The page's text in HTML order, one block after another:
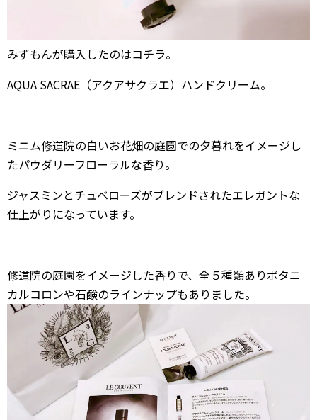
みずもんが購入したのはコチラ。
AQUA SACRAE（アクアサクラエ）ハンドクリーム。
ミニム修道院の白いお花畑の庭園での夕暮れをイメージし
たパウダリーフローラルな香り。
ジャスミンとチュベローズがブレンドされたエレガントな
仕上がりになっています。
修道院の庭園をイメージした香りで、全５種類ありボタニ
カルコロンや石鹸のラインナップもありました。